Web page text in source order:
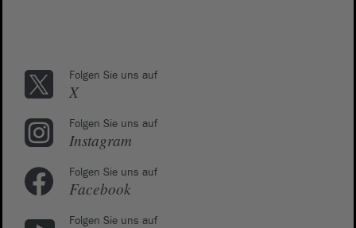
Folgen Sie uns auf
X
Folgen Sie uns auf
Instagram
Folgen Sie uns auf
Facebook
Folgen Sie uns auf